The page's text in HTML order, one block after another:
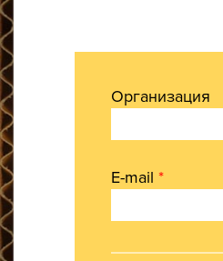
Организация
E-mail *